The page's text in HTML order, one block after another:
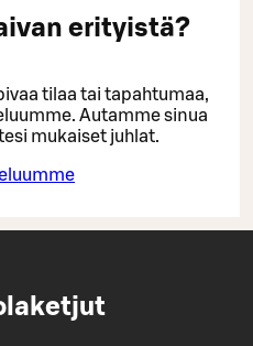
erityistä?
tilaa tai tapahtumaa,
Autamme sinua
mukaiset juhlat.